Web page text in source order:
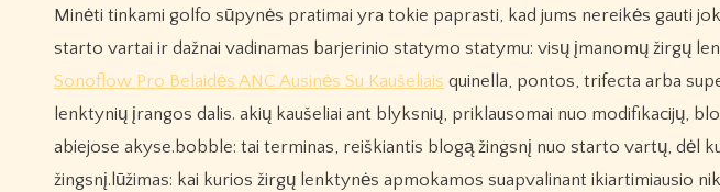
Minėti tinkami golfo sūpynės pratimai yra tokie paprasti, kad jums nereikės gauti
starto vartai ir dažnai vadinamas barjerinio statymo statymu: visų įmanomų žirgų
Sonoflow Pro Belaidės ANC Ausinės Su Kaušeliais quinella, pontos, trifecta arba
lenktynių įrangos dalis. akių kaušeliai ant blyksnių, priklausomai nuo modifikacijų,
abiejose akyse.bobble: tai terminas, reiškiantis blogą žingsnį nuo starto vartų, dėl
žingsnį.lūžimas: kai kurios žirgų lenktynės apmokamos suapvalinant ikiartimiausio